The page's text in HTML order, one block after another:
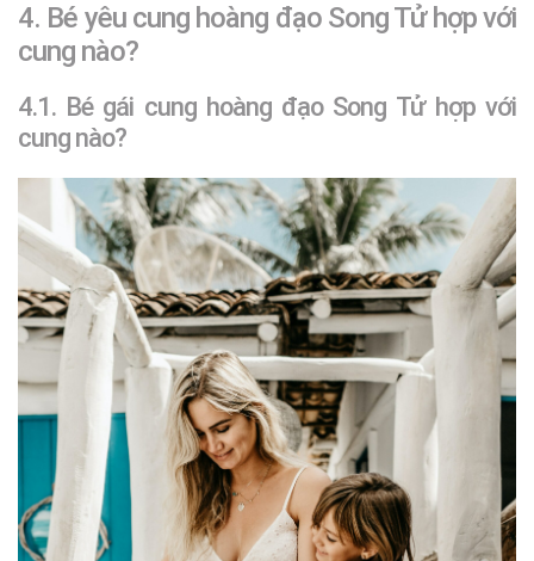
4. Bé yêu cung hoàng đạo Song Tử hợp với
cung nào?
4.1. Bé gái cung hoàng đạo Song Tử hợp với
cung nào?